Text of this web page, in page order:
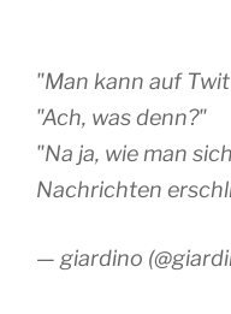
"Man kann auf
"Ach, was denn?"
"Na ja, wie man
Nachrichten
— giardino